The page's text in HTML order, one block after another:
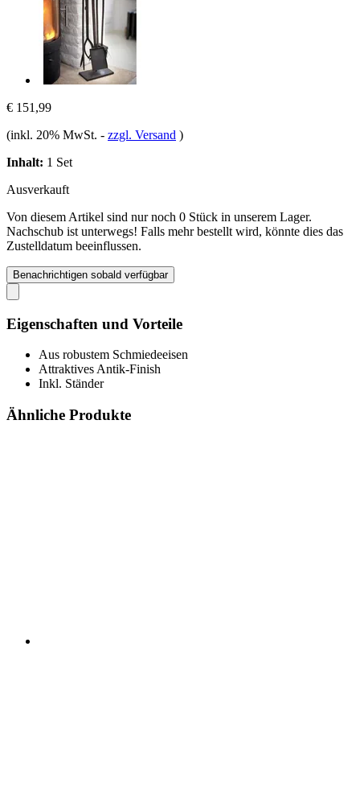
€ 151,99
(inkl. 20% MwSt. - zzgl. Versand )
Inhalt: 1 Set
Ausverkauft
Von diesem Artikel sind nur noch 0 Stück in unserem Lager.
Nachschub ist unterwegs! Falls mehr bestellt wird, könnte dies das
Zustelldatum beeinflussen.
Benachrichtigen sobald verfügbar
Eigenschaften und Vorteile
Aus robustem Schmiedeeisen
Attraktives Antik-Finish
Inkl. Ständer
Ähnliche Produkte